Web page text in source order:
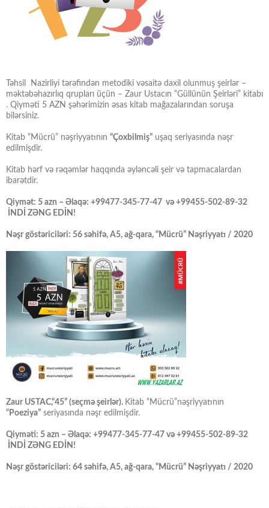
Təhsil Nazirliyi tərəfindən metodiki vəsaitə daxil olunmuş şeirlər –
məktəbəhazırlıq qrupları üçün – Zaur Ustacın “Güllünün Şeirləri” kitabı
. Qiyməti 5 AZN şəhərimizin əsas kitab mağazalarından soruşa
bilərsiniz.
Kitab “Mücrü” nəşriyyatının “Çoxbilmiş” uşaq seriyasında nəşr
edilmişdir.
Kitab hərf və rəqəmlər haqqında əyləncəli şeir və tapmacalardan
ibarətdir.
Qiymət: 5 azn – Əlaqə: +99477-345-77-47 və +99455-502-89-32
İNDİ ZƏNG EDİN!
Nəşr göstəriciləri: 56 səhifə, A5, ağ-qara, “Mücrü” Nəşriyyatı / 2020
Zaur USTAC,“45” (seçmə şeirlər). Kitab “Mücrü”nəşriyyatının
“Poeziya” seriyasında nəşr edilmişdir.
Qiyməti: 5 azn – Əlaqə: +99477-345-77-47 və +99455-502-89-32
İNDİ ZƏNG EDİN!
Nəşr göstəriciləri: 64 səhifə, A5, ağ-qara, “Mücrü” Nəşriyyatı / 2020